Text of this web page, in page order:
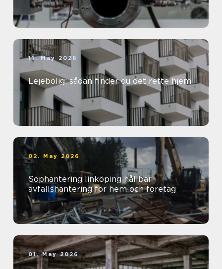
11. May 2026
Lejebolig: sådan finder du det rette hjem
02. May 2026
Sophantering linköping hållbar
avfallshantering för hem och företag
01. May 2026